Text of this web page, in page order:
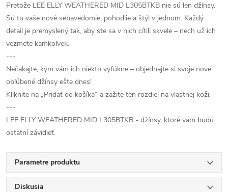
Pretože LEE ELLY WEATHERED MID L305BTKB nie sú len džínsy.
Sú to vaše nové sebavedomie, pohodlie a štýl v jednom. Každý
detail je premyslený tak, aby ste sa v nich cítili skvele – nech už ich
vezmete kamkoľvek.
---
Nečakajte, kým vám ich niekto vyfúkne – objednajte si svoje nové
obľúbené džínsy ešte dnes!
Kliknite na „Pridať do košíka“ a zažite ten rozdiel na vlastnej koži.
---
LEE ELLY WEATHERED MID L305BTKB - džínsy, ktoré vám budú
ostatní závidieť.
Parametre produktu
Diskusia